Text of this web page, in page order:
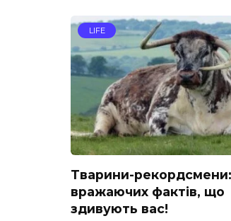
LIFE
Тварини-рекордсмени:
вражаючих фактів, що
здивують вас!